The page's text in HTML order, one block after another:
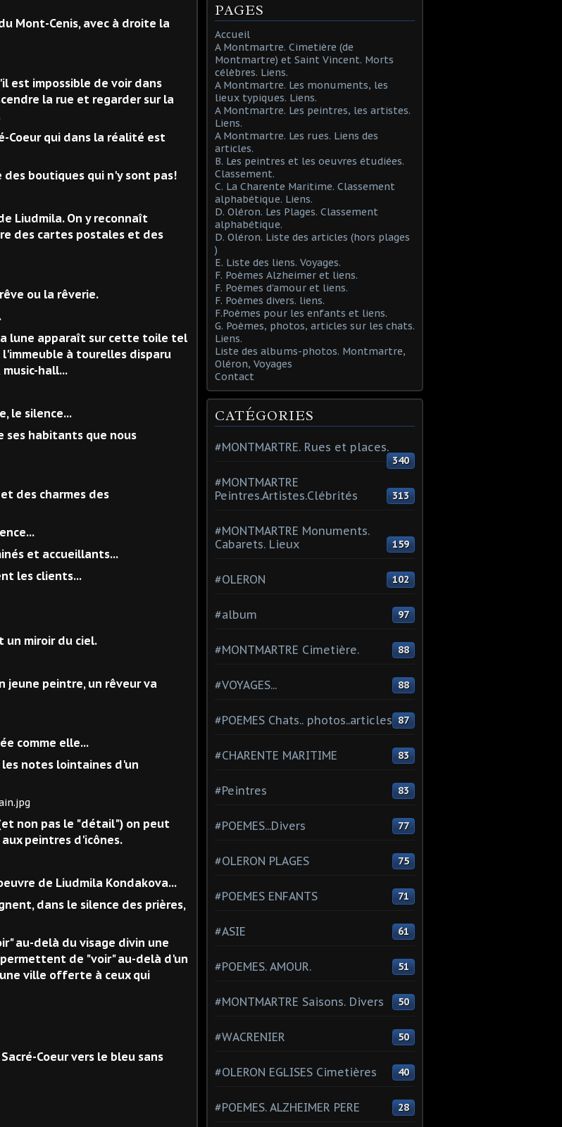
Mont-Cenis, avec à droite la
est impossible de voir dans
la rue et regarder sur la
Coeur qui dans la réalité est
boutiques qui n'y sont pas!
Liudmila. On y reconnaît
des cartes postales et des
ou la rêverie.
lune apparaît sur cette toile tel
à tourelles disparu
hall...
le silence...
ses habitants que nous
des charmes des
et accueillants...
les clients...
un miroir du ciel.
jeune peintre, un rêveur va
comme elle...
notes lointaines d'un
non pas le "détail") on peut
peintres d'icônes.
de Liudmila Kondakova...
dans le silence des prières,
au-delà du visage divin une
de "voir" au-delà d'un
ville offerte à ceux qui
Coeur vers le bleu sans
PAGES
Accueil
A Montmartre. Cimetière (de
Montmartre) et Saint Vincent. Morts
célèbres. Liens.
A Montmartre. Les monuments, les
lieux typiques. Liens.
A Montmartre. Les peintres, les artistes.
Liens.
A Montmartre. Les rues. Liens des
articles.
B. Les peintres et les oeuvres étudiées.
Classement.
C. La Charente Maritime. Classement
alphabétique. Liens.
D. Oléron. Les Plages. Classement
alphabétique.
D. Oléron. Liste des articles (hors plages
)
E. Liste des liens. Voyages.
F. Poèmes Alzheimer et liens.
F. Poèmes d'amour et liens.
F. Poèmes divers. liens.
F.Poèmes pour les enfants et liens.
G. Poèmes, photos, articles sur les chats.
Liens.
Liste des albums-photos. Montmartre,
Oléron, Voyages
Contact
CATÉGORIES
#MONTMARTRE. Rues et places.
340
#MONTMARTRE
Peintres.Artistes.Clébrités
313
#MONTMARTRE Monuments.
Cabarets. Lieux
159
#OLERON 102
#album 97
#MONTMARTRE Cimetière. 88
#VOYAGES... 88
#POEMES Chats.. photos..articles 87
#CHARENTE MARITIME 83
#Peintres 83
#POEMES...Divers 77
#OLERON PLAGES 75
#POEMES ENFANTS 71
#ASIE 61
#POEMES. AMOUR. 51
#MONTMARTRE Saisons. Divers 50
#WACRENIER 50
#OLERON EGLISES Cimetières 40
#POEMES. ALZHEIMER PERE 28